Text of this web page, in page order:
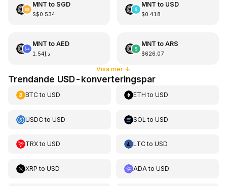
MNT to SGD
S$0.534
MNT to USD
$0.418
MNT to AED
د.إ1.54
MNT to ARS
$626.07
Visa mer ↓
Trendande USD-konverteringspar
BTCto USD ETH toUSD
USDCto USD SOL toUSD
TRXto USD LTCtoUSD
XRP to USD ADA toUSD